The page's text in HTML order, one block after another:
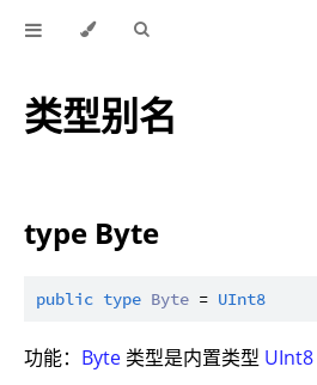
类型别名
type Byte
public type Byte = UInt8
功能： Byte 类型是内置类型 UInt8